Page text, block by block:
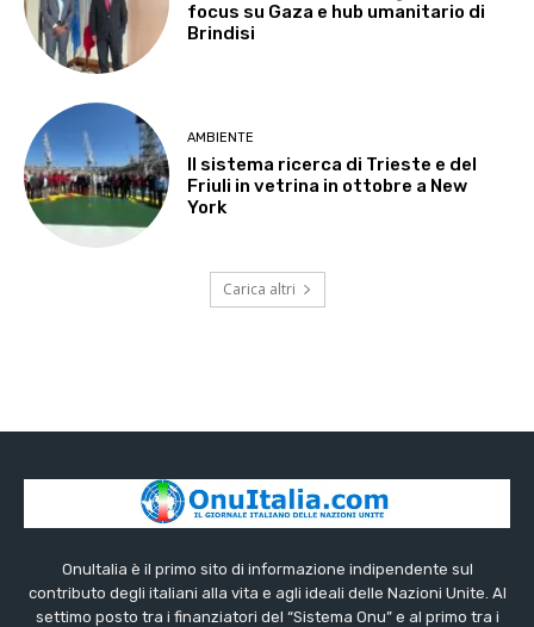
focus su Gaza e hub umanitario di
Brindisi
AMBIENTE
Il sistema ricerca di Trieste e del
Friuli in vetrina in ottobre a New
York
Carica altri
OnuItalia è il primo sito di informazione indipendente sul
contributo degli italiani alla vita e agli ideali delle Nazioni Unite. Al
settimo posto tra i finanziatori del “Sistema Onu” e al primo tra i